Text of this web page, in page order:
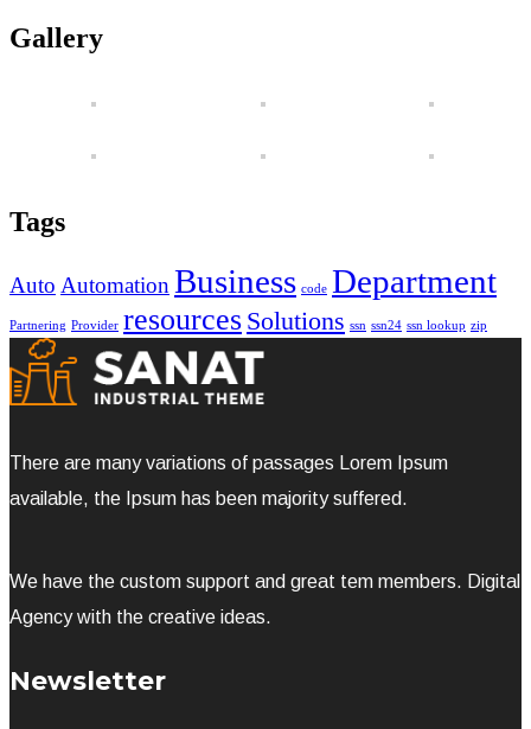
Gallery
Tags
Auto Automation Business code Department
Partnering Provider resources Solutions ssn ssn24 ssn lookup zip
There are many variations of passages Lorem Ipsum
available, the Ipsum has been majority suffered.
We have the custom support and great tem members. Digital
Agency with the creative ideas.
Newsletter